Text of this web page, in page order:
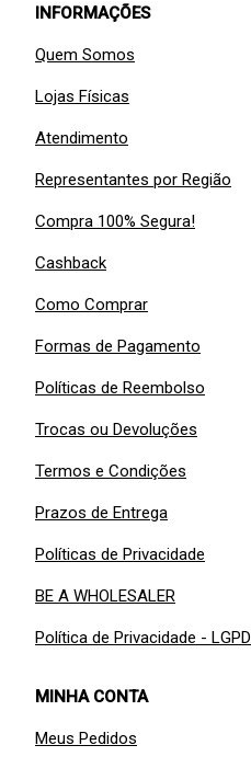
INFORMAÇÕES
Quem Somos
Lojas Físicas
Atendimento
Representantes por Região
Compra 100% Segura!
Cashback
Como Comprar
Formas de Pagamento
Políticas de Reembolso
Trocas ou Devoluções
Termos e Condições
Prazos de Entrega
Políticas de Privacidade
BE A WHOLESALER
Política de Privacidade - LGPD
MINHA CONTA
Meus Pedidos